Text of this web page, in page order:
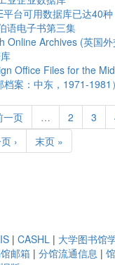
平台可用数据库已达40种
语电子书第三集
Online Archives (英国外
Office Files for the
档案：中东，1971-1981
一页 … 2 3
› 末页 »
| CASHL | 大学图书馆
邮箱 | 分馆流通信息 |